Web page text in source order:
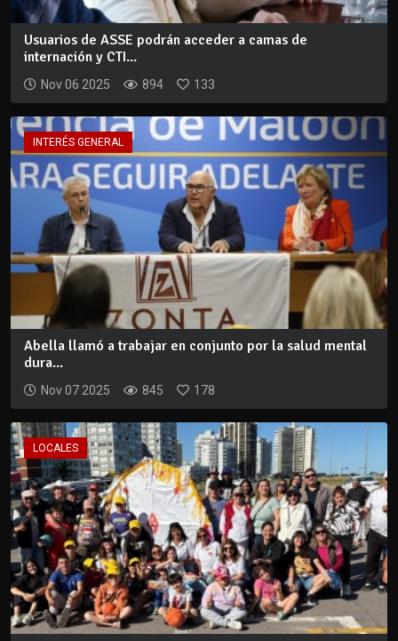
Usuarios de ASSE podrán acceder a camas de
internación y CTI...
Nov 06 2025 894 133
INTERÉS GENERAL
Abella llamó a trabajar en conjunto por la salud mental
dura...
Nov 07 2025 845 178
LOCALES